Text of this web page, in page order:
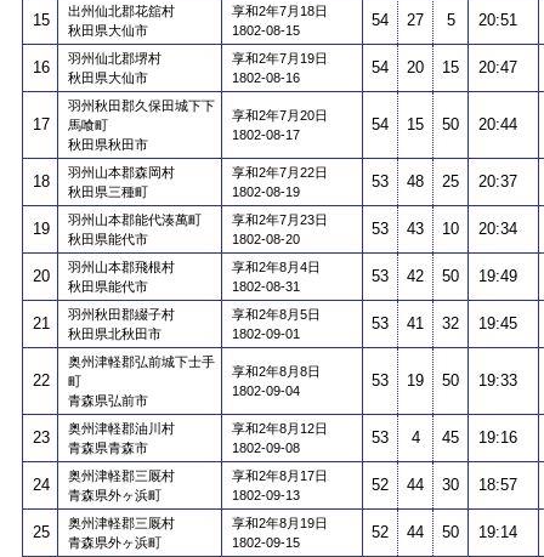
15
出州仙北郡花舘村
秋田県大仙市
享和2年7月18日
1802-08-15
54 27 5 20:51
16
羽州仙北郡堺村
秋田県大仙市
享和2年7月19日
1802-08-16
54 20 15 20:47
17
羽州秋田郡久保田城下下
馬喰町
秋田県秋田市
享和2年7月20日
1802-08-17
54 15 50 20:44
18
羽州山本郡森岡村
秋田県三種町
享和2年7月22日
1802-08-19
53 48 25 20:37
19
羽州山本郡能代湊萬町
秋田県能代市
享和2年7月23日
1802-08-20
53 43 10 20:34
20
羽州山本郡飛根村
秋田県能代市
享和2年8月4日
1802-08-31
53 42 50 19:49
21
羽州秋田郡綴子村
秋田県北秋田市
享和2年8月5日
1802-09-01
53 41 32 19:45
22
奥州津軽郡弘前城下士手
町
青森県弘前市
享和2年8月8日
1802-09-04
53 19 50 19:33
23
奥州津軽郡油川村
青森県青森市
享和2年8月12日
1802-09-08
53 4 45 19:16
24
奥州津軽郡三厩村
青森県外ヶ浜町
享和2年8月17日
1802-09-13
52 44 30 18:57
25
奥州津軽郡三厩村
青森県外ヶ浜町
享和2年8月19日
1802-09-15
52 44 50 19:14